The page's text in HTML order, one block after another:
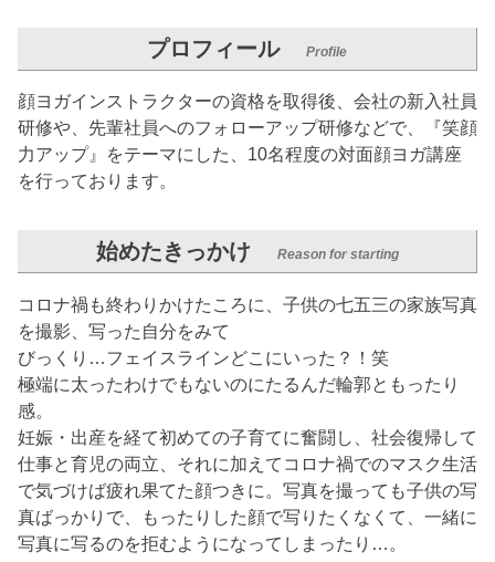
プロフィール Profile
顔ヨガインストラクターの資格を取得後、会社の新入社員
研修や、先輩社員へのフォローアップ研修などで、『笑顔
力アップ』をテーマにした、10名程度の対面顔ヨガ講座
を行っております。
始めたきっかけ Reason for starting
コロナ禍も終わりかけたころに、子供の七五三の家族写真
を撮影、写った自分をみて
びっくり…フェイスラインどこにいった？！笑
極端に太ったわけでもないのにたるんだ輪郭ともったり
感。
妊娠・出産を経て初めての子育てに奮闘し、社会復帰して
仕事と育児の両立、それに加えてコロナ禍でのマスク生活
で気づけば疲れ果てた顔つきに。写真を撮っても子供の写
真ばっかりで、もったりした顔で写りたくなくて、一緒に
写真に写るのを拒むようになってしまったり…。